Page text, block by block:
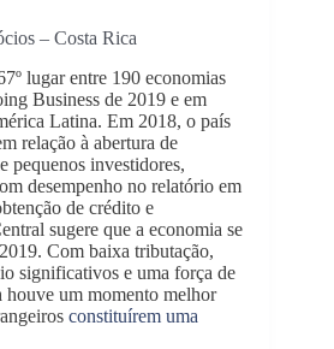
– Costa Rica
lugar entre 190 economias
Business de 2019 e em
Latina. Em 2018, o país
relação à abertura de
pequenos investidores,
desempenho no relatório em
de crédito e
sugere que a economia se
Com baixa tributação,
significativos e uma força de
um momento melhor
constituírem uma